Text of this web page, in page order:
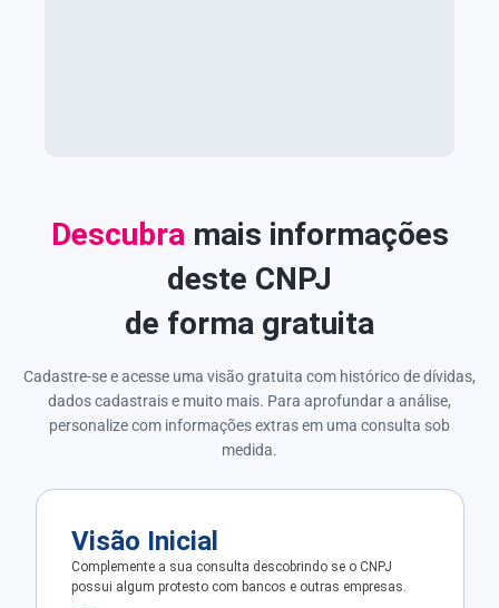
Descubramais informações
deste CNPJ
de forma gratuita
Cadastre-se e acesse uma visão gratuita com histórico de dívidas,
dados cadastrais e muito mais. Para aprofundar a análise,
personalize com informações extras em uma consulta sob
medida.
Visão Inicial
Complemente a sua consulta descobrindo se o CNPJ
possui algum protesto com bancos e outras empresas.